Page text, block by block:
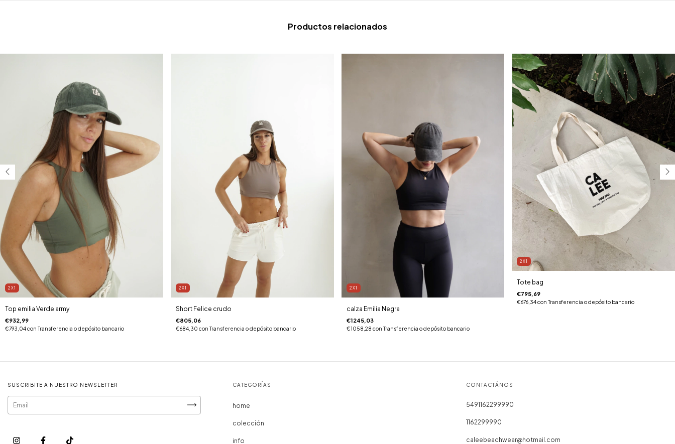
Productos relacionados
2X1
Top emilia Verde army
€932,99
€793,04con Transferencia o depósito bancario
2X1
Short Felice crudo
€805,06
€684,30 con Transferencia o depósito bancario
2X1
calza Emilia Negra
€1245,03
€1058,28 con Transferencia o depósito bancario
2X1
Tote bag
€795,69
€676,34con Transferencia o depósito bancario
SUSCRIBITE A NUESTRO NEWSLETTER CATEGORÍAS
home
colección
info
CONTACTÁNOS
5491162299990
1162299990
caleebeachwear@hotmail.com